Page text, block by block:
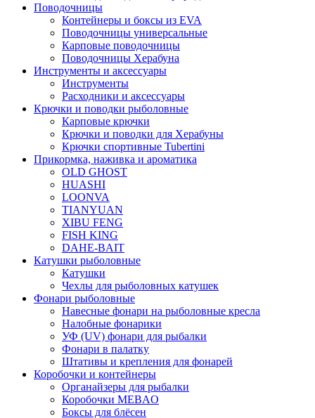
Поводочницы
Контейнеры и боксы из EVA
Поводочницы универсальные
Карповые поводочницы
Поводочницы Херабуна
Инструменты и аксессуары
Инструменты
Расходники и аксессуары
Крючки и поводки рыболовные
Карповые крючки
Крючки и поводки для Херабуны
Крючки спортивные Tubertini
Прикормка, наживка и ароматика
OLD GHOST
HUASHI
LOONVA
TIANYUAN
XIBU FENG
FISH KING
DAHE-BAIT
Катушки рыболовные
Катушки
Чехлы для рыболовных катушек
Фонари рыболовные
Навесные фонари на рыболовные кресла
Налобные фонарики
УФ (UV) фонари для рыбалки
Фонари в палатку
Штативы и крепления для фонарей
Коробочки и контейнеры
Органайзеры для рыбалки
Коробочки MEBAO
Боксы для блёсен